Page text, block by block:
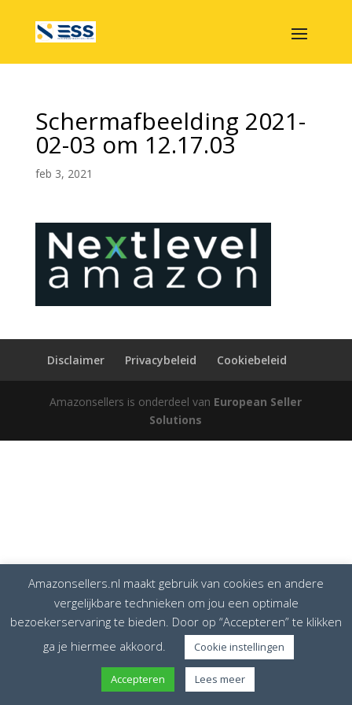
Schermafbeelding 2021-
02-03 om 12.17.03
feb 3, 2021
Disclaimer Privacybeleid Cookiebeleid
Amazonsellers is onderdeel van European Seller
Solutions
Amazonsellers.nl maakt gebruik van cookies en andere
vergelijkbare technieken om jou een optimale
bezoekerservaring te bieden. Door op “Accepteren” te klikken
ga je hiermee akkoord.
Cookie instellingen
Accepteren Lees meer